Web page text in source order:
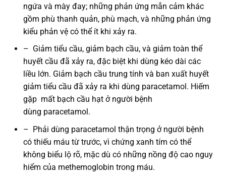
ngứa và mày đay; những phản ứng mẫn cảm khác
gồm phù thanh quản, phù mạch, và những phản ứng
kiểu phản vệ có thể ít khi xảy ra.
– Giảm tiểu cầu, giảm bạch cầu, và giảm toàn thể
huyết cầu đã xảy ra, đặc biệt khi dùng kéo dài các
liều lớn. Giảm bạch cầu trung tính và ban xuất huyết
giảm tiểu cầu đã xảy ra khi dùng paracetamol. Hiếm
gặp mất bạch cầu hạt ở người bệnh
dùng paracetamol.
– Phải dùng paracetamol thận trọng ở người bệnh
có thiếu máu từ trước, vì chứng xanh tím có thể
không biểu lộ rõ, mặc dù có những nồng độ cao nguy
hiểm của methemoglobin trong máu.